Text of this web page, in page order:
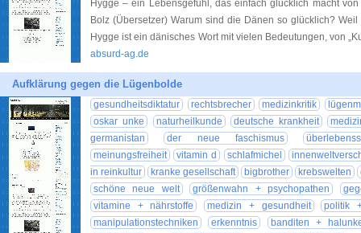
Hygge – ein Lebensgefühl, das einfach glücklich macht
Bolz (Übersetzer) Warum sind die Dänen so glücklich?
Hygge ist ein dänisches Wort mit vielen Bedeutungen, von
absurd-ag.de
Aufklärung gegen die Lügenbolde
gesundheitsdiktatur rechtsbrecher medizinkritik
oskar unke
naturheilkunde deutsche krankheit
germanistan
der neue faschismus
meinungsfreiheit
vitamin d schlafmichel
in reinkultur
kranke gesellschaft bigbrother krebswelten
schöne neue welt
größenwahn + psychopathen
vitamine + nährstoffe
medizin + gesundheit
politik
manipulationstechniken
erkenntnis
banditen +